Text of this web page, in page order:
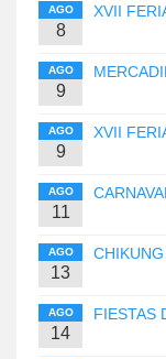
AGO
8
XVII
AGO
9
AGO
9
XVII
AGO
11
AGO
13
AGO
14
FIESTAS